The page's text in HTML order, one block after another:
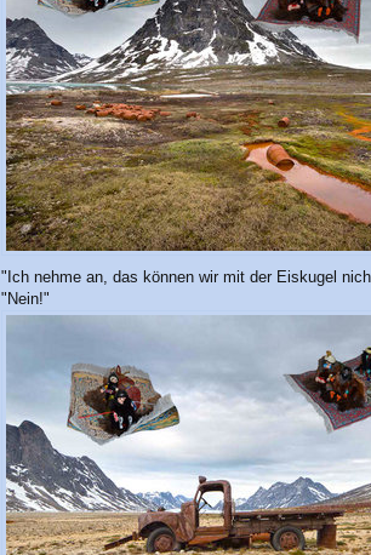
"Ich nehme an, das können wir mit der Eiskugel
"Nein!"